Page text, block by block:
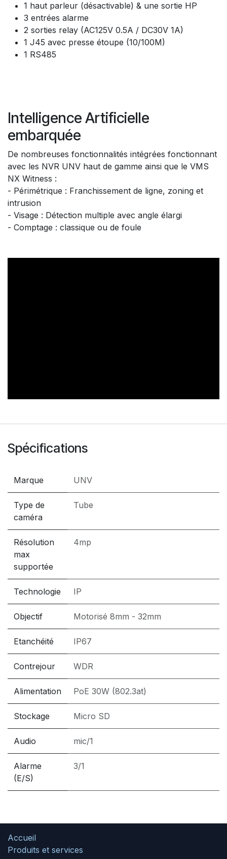
1 haut parleur (désactivable) & une sortie HP
3 entrées alarme
2 sorties relay (AC125V 0.5A / DC30V 1A)
1 J45 avec presse étoupe (10/100M)
1 RS485
Intelligence Artificielle
embarquée
De nombreuses fonctionnalités intégrées fonctionnant
avec les NVR UNV haut de gamme ainsi que le VMS
NX Witness :
- Périmétrique : Franchissement de ligne, zoning et
intrusion
- Visage : Détection multiple avec angle élargi
- Comptage : classique ou de foule
Spécifications
Marque UNV
Type de
caméra
Tube
Résolution
max
supportée
4mp
Technologie IP
Objectif Motorisé 8mm - 32mm
Etanchéité IP67
Contrejour WDR
Alimentation PoE 30W (802.3at)
Stockage Micro SD
Audio mic/1
Alarme
(E/S)
3/1
Accueil
Produits et services